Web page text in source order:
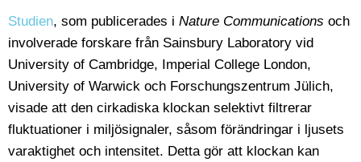
Studien, som publicerades i Nature Communications och
involverade forskare från Sainsbury Laboratory vid
University of Cambridge, Imperial College London,
University of Warwick och Forschungszentrum Jülich,
visade att den cirkadiska klockan selektivt filtrerar
fluktuationer i miljösignaler, såsom förändringar i ljusets
varaktighet och intensitet. Detta gör att klockan kan